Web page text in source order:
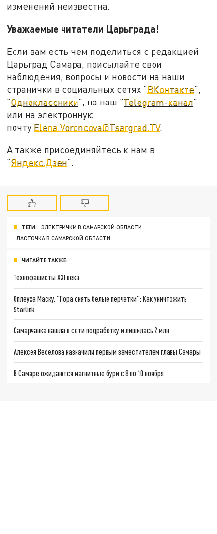
изменений неизвестна.
Уважаемые читатели Царьграда!
Если вам есть чем поделиться с редакцией
Царьград Самара, присылайте свои
наблюдения, вопросы и новости на наши
странички в социальных сетях "ВКонтакте",
"Одноклассники", на наш "Telegram-канал"
или на электронную
почту Elena.Voroncova@Tsargrad.TV.
А также присоединяйтесь к нам в
"Яндекс.Дзен".
ТЕГИ:
ЭЛЕКТРИЧКИ В САМАРСКОЙ ОБЛАСТИ
ЛАСТОЧКА В САМАРСКОЙ ОБЛАСТИ
ЧИТАЙТЕ ТАКЖЕ:
Технофашисты XXI века
Оплеуха Маску. "Пора снять белые перчатки": Как уничтожить
Starlink
Самарчанка нашла в сети подработку и лишилась 2 млн
Алексея Веселова назначили первым заместителем главы Самары
В Самаре ожидаются магнитные бури с 8 по 10 ноября